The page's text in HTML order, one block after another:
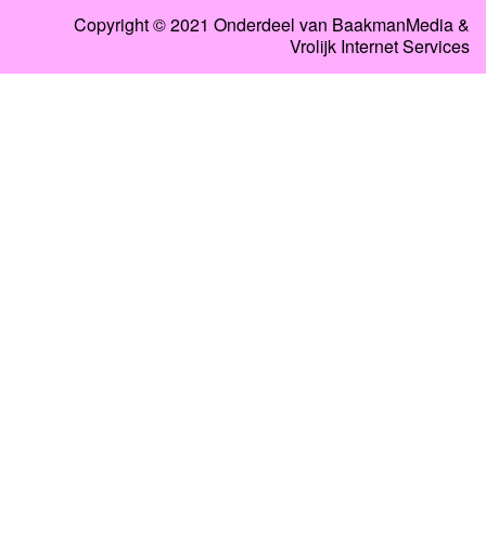
Copyright © 2021 Onderdeel van BaakmanMedia&
Vrolijk Internet Services